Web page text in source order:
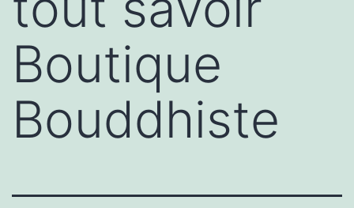
Boutique
Bouddhiste